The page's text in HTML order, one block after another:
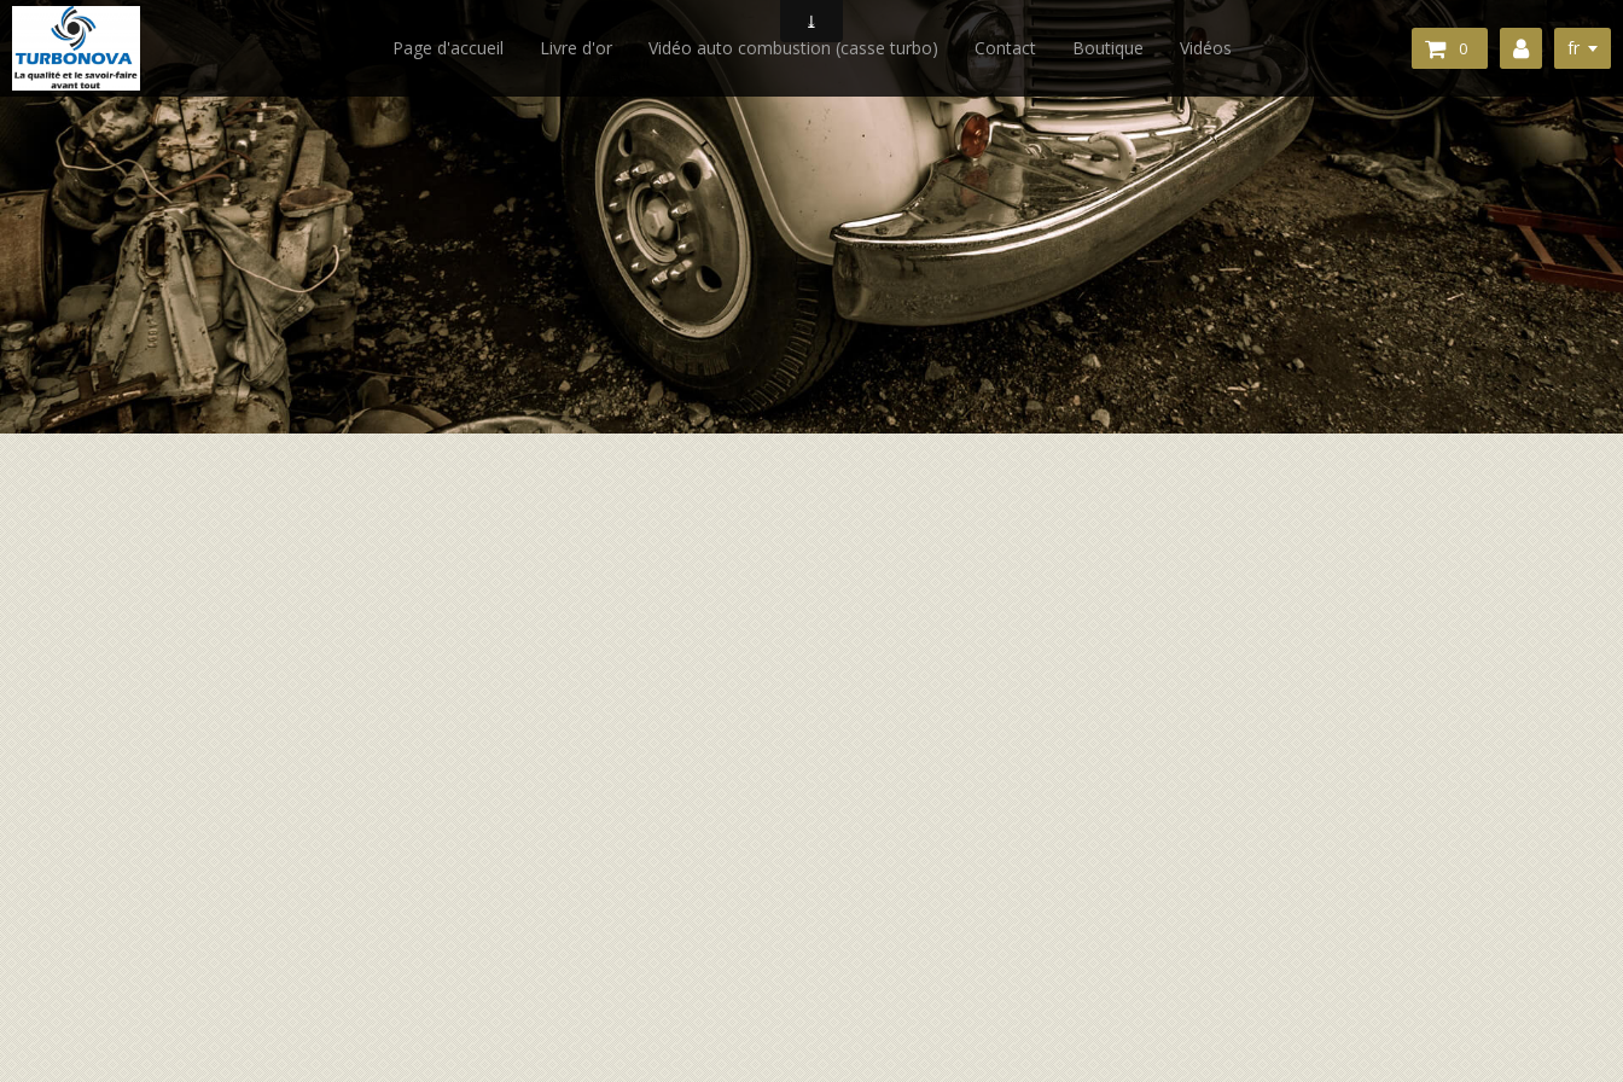
Page d'accueil Livre d'or Vidéo auto combustion (casse turbo) Contact Boutique Vidéos 0 fr